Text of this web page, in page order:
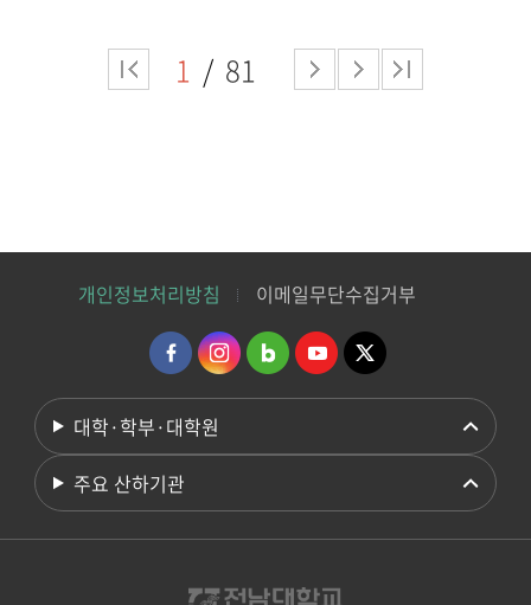
1 81
개인정보처리방침 이메일무단수집거부
대학·학부·대학원
주요 산하기관